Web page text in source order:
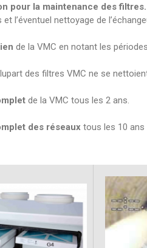
pour la maintenance des filtres.
l’éventuel nettoyage de
de la VMC en notant les
des filtres VMC ne se
de la VMC tous les 2 ans.
des réseaux tous les 10 ans